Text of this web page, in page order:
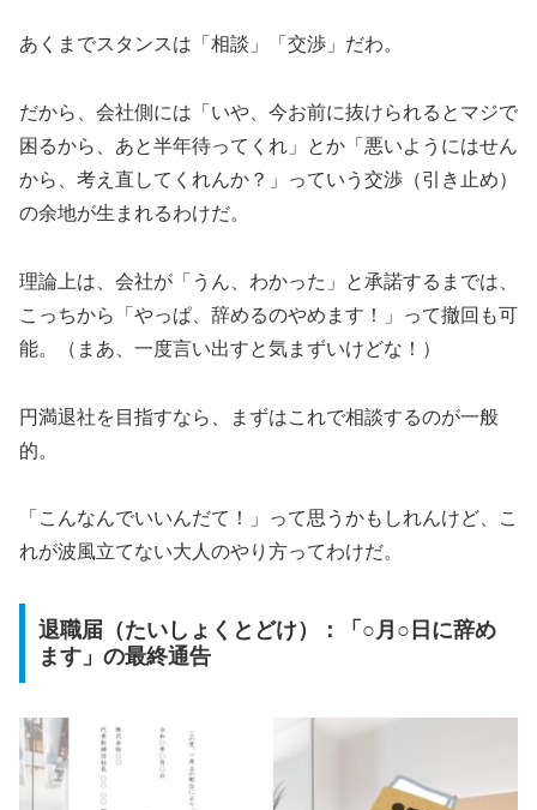
あくまでスタンスは「相談」「交渉」だわ。
だから、会社側には「いや、今お前に抜けられるとマジで
困るから、あと半年待ってくれ」とか「悪いようにはせん
から、考え直してくれんか？」っていう交渉（引き止め）
の余地が生まれるわけだ。
理論上は、会社が「うん、わかった」と承諾するまでは、
こっちから「やっぱ、辞めるのやめます！」って撤回も可
能。（まあ、一度言い出すと気まずいけどな！）
円満退社を目指すなら、まずはこれで相談するのが一般
的。
「こんなんでいいんだて！」って思うかもしれんけど、こ
れが波風立てない大人のやり方ってわけだ。
退職届（たいしょくとどけ）：「○月○日に辞め
ます」の最終通告